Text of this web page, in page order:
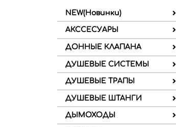
NEW(Новинки)
АКССЕСУАРЫ
ДОННЫЕ КЛАПАНА
ДУШЕВЫЕ СИСТЕМЫ
ДУШЕВЫЕ ТРАПЫ
ДУШЕВЫЕ ШТАНГИ
ДЫМОХОДЫ